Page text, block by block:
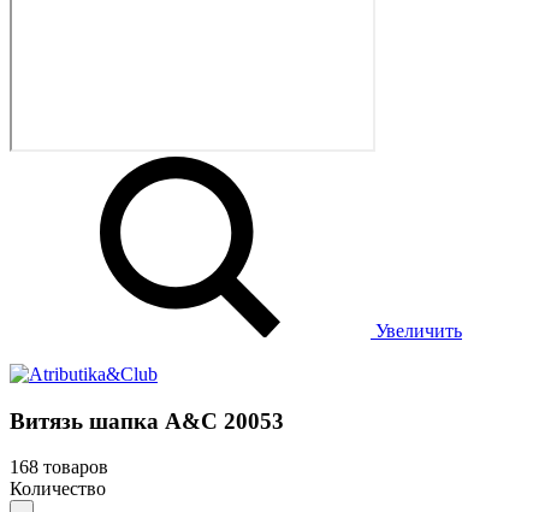
Увеличить
Витязь шапка A&C 20053
168 товаров
Количество